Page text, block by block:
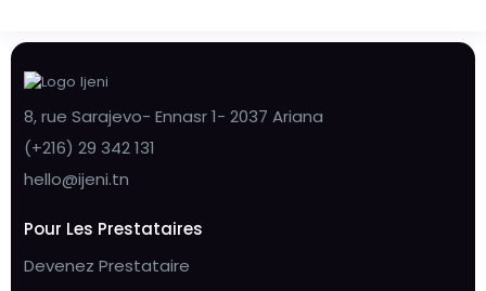
8, rue Sarajevo- Ennasr 1- 2037 Ariana
(+216) 29 342 131
hello@ijeni.tn
Pour Les Prestataires
Devenez Prestataire